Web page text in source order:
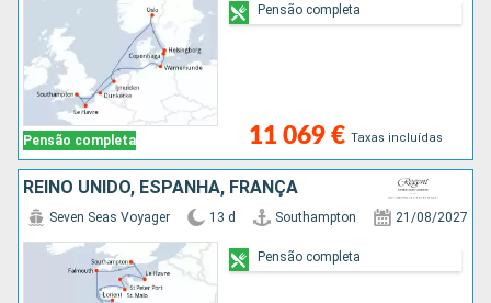
Pensão completa 11 069 € Taxas incluídas
Pensão completa
REINO UNIDO, ESPANHA, FRANÇA
Seven Seas Voyager 13 d Southampton 21/08/2027
Pensão completa